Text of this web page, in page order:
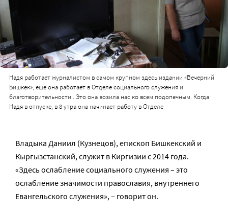
Надя работает журналистом в самом крупном здесь издании «Вечерний
Бишкек», еще она работает в Отделе социального служения и
благотворительности . Это она возила нас ко всем подопечным. Когда
Надя в отпуске, в 8 утра она начинает работу в Отделе
Владыка Даниил (Кузнецов), епископ Бишкекский и
Кыргызстанский, служит в Киргизии с 2014 года.
«Здесь ослабление социального служения – это
ослабление значимости православия, внутреннего
Евангельского служения», – говорит он.